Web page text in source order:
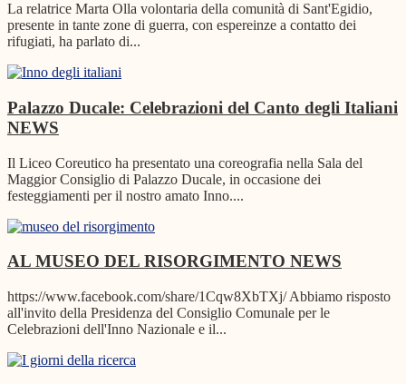
La relatrice Marta Olla volontaria della comunità di Sant'Egidio,
presente in tante zone di guerra, con espereinze a contatto dei
rifugiati, ha parlato di...
Palazzo Ducale: Celebrazioni del Canto degli Italiani
NEWS
Il Liceo Coreutico ha presentato una coreografia nella Sala del
Maggior Consiglio di Palazzo Ducale, in occasione dei
festeggiamenti per il nostro amato Inno....
AL MUSEO DEL RISORGIMENTO NEWS
https://www.facebook.com/share/1Cqw8XbTXj/ Abbiamo risposto
all'invito della Presidenza del Consiglio Comunale per le
Celebrazioni dell'Inno Nazionale e il...